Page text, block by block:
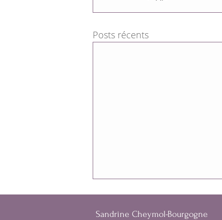
Posts récents
Sandrine Cheymol-Bourgogne